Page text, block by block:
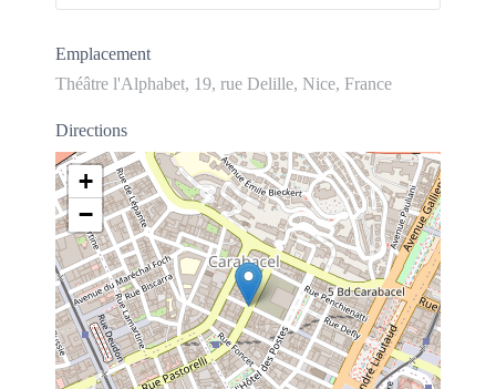
Emplacement
Théâtre l'Alphabet, 19, rue Delille, Nice, France
Directions
+
−